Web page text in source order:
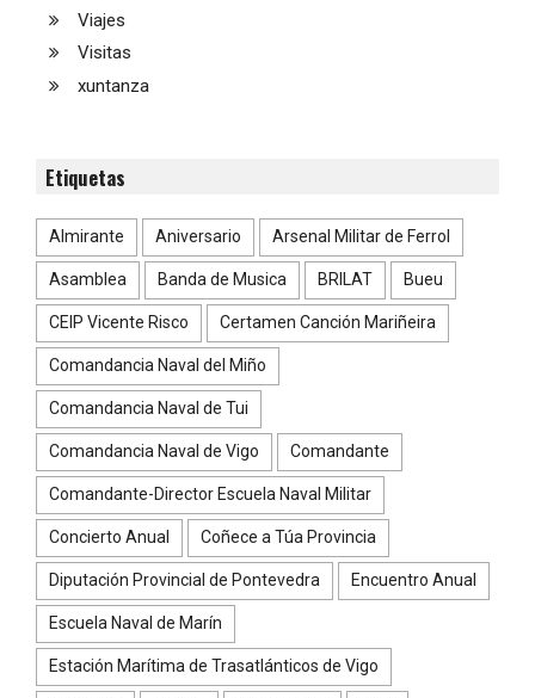
Viajes
Visitas
xuntanza
Etiquetas
Almirante Aniversario Arsenal Militar de Ferrol
Asamblea Banda de Musica BRILAT Bueu
CEIP Vicente Risco Certamen Canción Mariñeira
Comandancia Naval del Miño
Comandancia Naval de Tui
Comandancia Naval de Vigo Comandante
Comandante-Director Escuela Naval Militar
Concierto Anual Coñece a Túa Provincia
Diputación Provincial de Pontevedra Encuentro Anual
Escuela Naval de Marín
Estación Marítima de Trasatlánticos de Vigo